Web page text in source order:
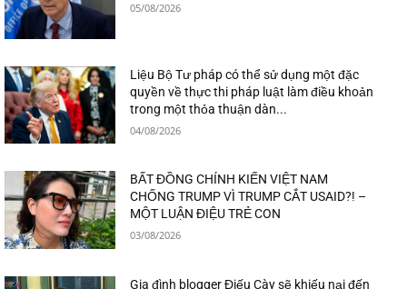
05/08/2026
Liệu Bộ Tư pháp có thể sử dụng một đặc
quyền về thực thi pháp luật làm điều khoản
trong một thỏa thuận dàn...
04/08/2026
BẤT ĐỒNG CHÍNH KIẾN VIỆT NAM
CHỐNG TRUMP VÌ TRUMP CẮT USAID?! –
MỘT LUẬN ĐIỆU TRẺ CON
03/08/2026
Gia đình blogger Điếu Cày sẽ khiếu nại đến